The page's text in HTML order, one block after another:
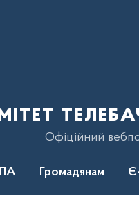
Офіційний
Громадянам